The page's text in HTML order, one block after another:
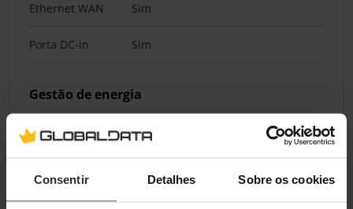
Consentir Detalhes Sobre os cookies
Ethernet WAN Sim
Porta DC-in Sim
Gestão de energia
Consumo de
energia (típico)
15,51 W
Voltagem de
entrada AC
12 V